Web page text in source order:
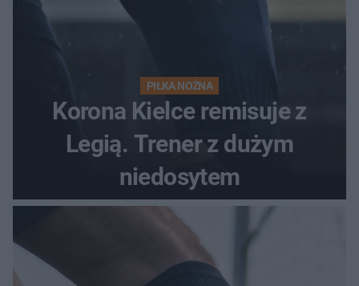
PIŁKA NOŻNA
Korona Kielce remisuje z
Legią. Trener z dużym
niedosytem